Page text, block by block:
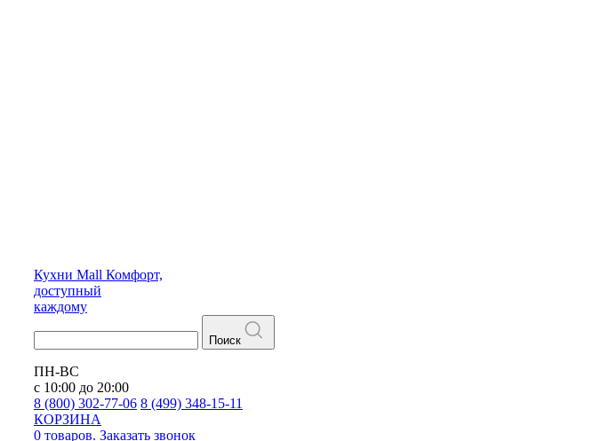
Кухни Mall Комфорт,
доступный
каждому
Поиск
ПН-ВС
с 10:00 до 20:00
8 (800) 302-77-06 8 (499) 348-15-11
КОРЗИНА
0 товаров. Заказать звонок